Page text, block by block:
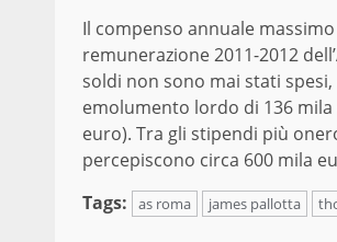
Il compenso annuale
remunerazione 2011-2012
soldi non sono mai stati
emolumento lordo di 136
euro). Tra gli stipendi più
percepiscono circa 600 mila
Tags:
as roma james pallotta